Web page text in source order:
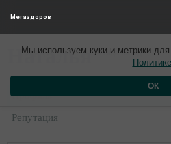
Мегаздоров
Мы используем куки и метрики
Политике
ОК
Наталья4 года назад
Профиль
Репутация